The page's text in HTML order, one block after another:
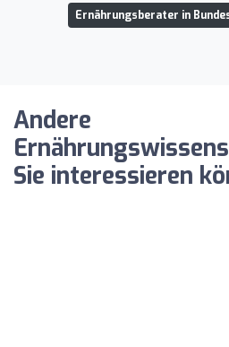
Ernährungsberater in
Andere
Sie interessieren